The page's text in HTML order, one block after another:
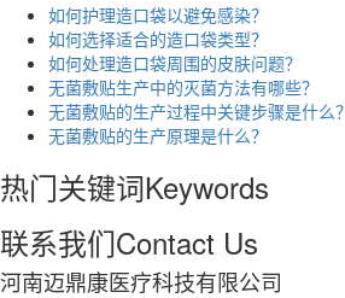
如何护理造口袋以避免感染？
如何选择适合的造口袋类型？
如何处理造口袋周围的皮肤问题？
无菌敷贴生产中的灭菌方法有哪些？
无菌敷贴的生产过程中关键步骤是什么？
无菌敷贴的生产原理是什么？
热门关键词Keywords
联系我们Contact Us
河南迈鼎康医疗科技有限公司